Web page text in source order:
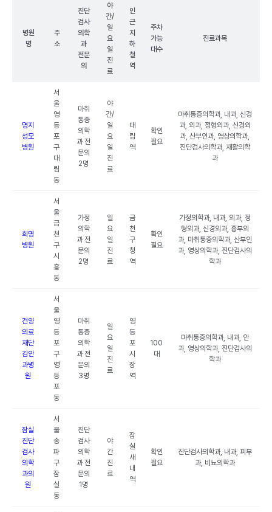
병원
명
주
소
진단
검사
의학
과
전문
의
야
간/
일
요
일
진
료
인
근
지
하
철
역
주차
가능
대수
진료과목
명지
성모
병원
서
울
영
등
포
구
대
림
동
마취
통증
의학
과 전
문의
2명
야
간/
일
요
일
진
료
대
림
역
확인
필요
마취통증의학과, 내과, 신경
과, 외과, 정형외과, 신경외
과, 산부인과, 영상의학과,
진단검사의학과, 재활의학
과
희명
병원
서
울
금
천
구
시
흥
동
가정
의학
과 전
문의
2명
일
요
일
진
료
금
천
구
청
역
확인
필요
가정의학과, 내과, 외과, 정
형외과, 신경외과, 흉부외
과, 마취통증의학과, 산부인
과, 영상의학과, 진단검사의
학과
건양
의료
재단
김안
과병
원
서
울
영
등
포
구
영
등
포
동
마취
통증
의학
과 전
문의
3명
일
요
일
진
료
영
등
포
시
장
역
100
대
마취통증의학과, 내과, 안
과, 영상의학과, 진단검사의
학과
잠실
진단
검사
의학
과의
원
서
울
송
파
구
잠
실
동
진단
검사
의학
과 전
문의
1명
야
간
진
료
잠
실
새
내
역
확인
필요
진단검사의학과, 내과, 피부
과, 비뇨의학과